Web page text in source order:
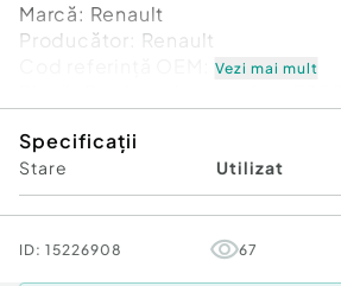
Marcă: Renault
Producător: Renault
Cod referinţă OEM: 45657662
Vezi mai mult
Specificații
Stare Utilizat
ID: 15226908 67